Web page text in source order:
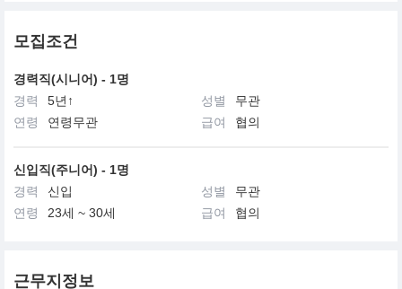
모집조건
경력직(시니어) - 1명
경력
5년↑ 성별
무관
연령
연령무관 급여 협의
신입직(주니어) - 1명
경력
신입 성별
무관
연령
23세 ~ 30세 급여 협의
근무지정보